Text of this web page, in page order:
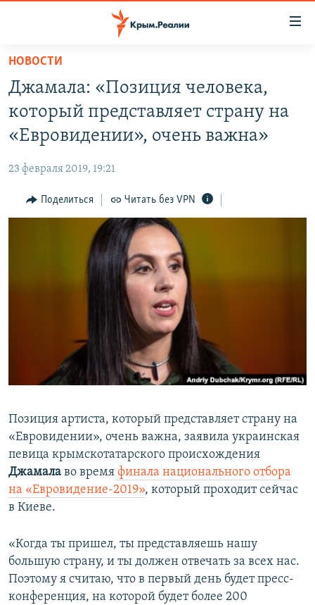
Вернуться
основному
содержанию
Вернутся
главной
навигации
Вернутся
СПЕЦПРОЕКТЫ
ГРУЗ 200
11 ЛЕТ ОККУПАЦИИ КРЫМА. 11 ИСТОРИЙ СОПРОТИВЛЕНИЯ
ВОДА
ЕЩЕ
ИНТЕРАКТИВ
ТЕЛЕПРОЕКТ КРЫМ.РЕАЛИИ
СОВЕТЫ ПРАВОЗАЩИТНИКОВ
ПОБЕДИТЕЛЕЙ НЕ СУДЯТ?
КРЫМ.НЕПОКОРЕННЫЙ
ELIFBE
РАДІО СВОБОДА
КАК ОБОЙТИ БЛОКИРОВКУ
Все сайты RFE/RL
НОВОСТИ
Джамала: «Позиция человека,
который представляет страну на
«Евровидении», очень важна»
23 февраля 2019, 19:21
Поделиться Читать без VPN
Позиция артиста, который представляет страну на
«Евровидении», очень важна, заявила украинская
певица крымскотатарского происхождения
Джамала во время финала национального отбора
на «Евровидение-2019», который проходит сейчас
в Киеве.
«Когда ты пришел, ты представляешь нашу
большую страну, и ты должен отвечать за всех нас.
Поэтому я считаю, что в первый день будет пресс-
конференция, на которой будет более 200